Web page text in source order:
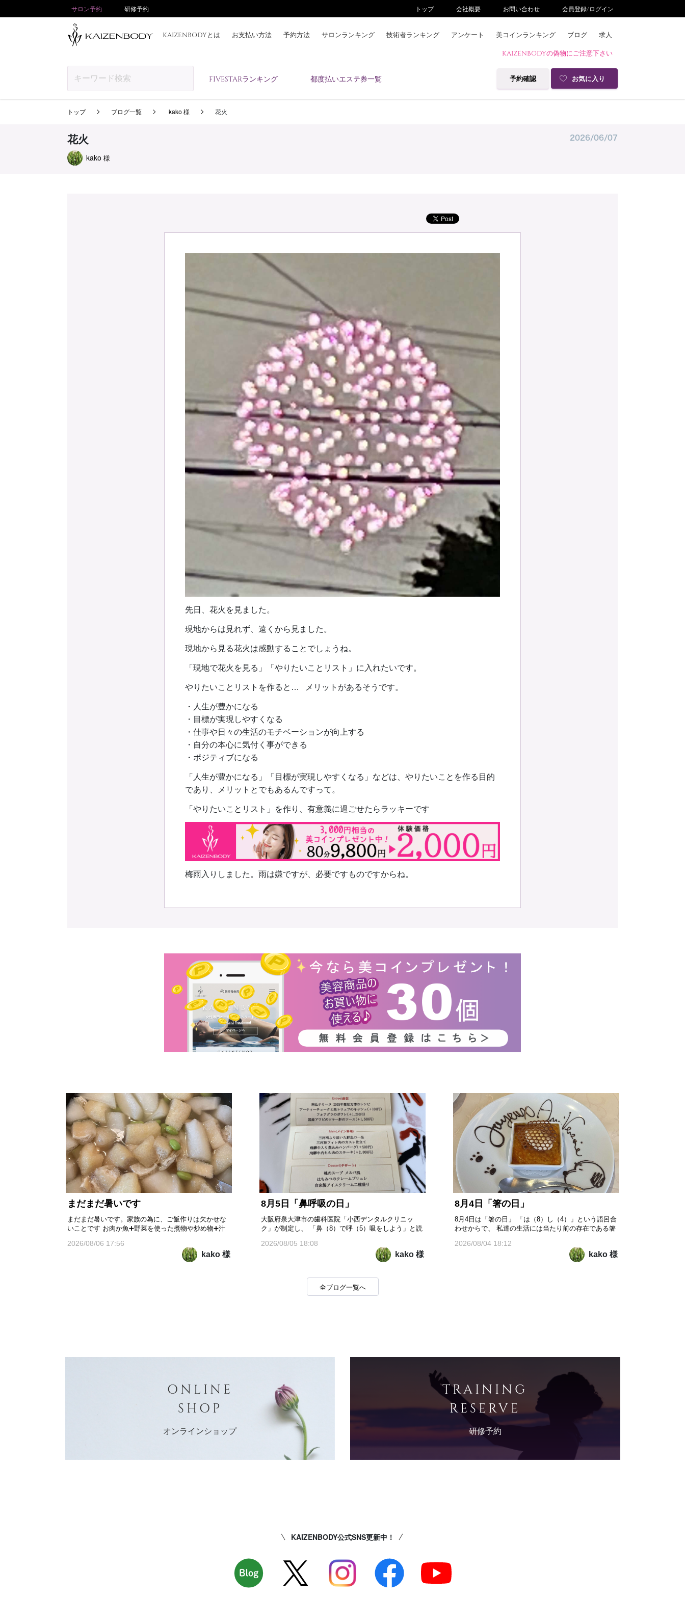
サロン予約 研修予約 トップ 会社概要 お問い合わせ 会員登録/ログイン
KAIZENBODYとは お支払い方法 予約方法 サロンランキング 技術者ランキング アンケート 美コインランキング ブログ 求人
KAIZENBODYの偽物にご注意下さい
FIVESTARランキング 都度払いエステ券一覧 予約確認 お気に入り
お支払い方法
予約方法
トップ ブログ一覧 kako 様 花火
花火 2026/06/07
kako 様
先日、花火を見ました。
現地からは見れず、遠くから見ました。
現地から見る花火は感動することでしょうね。
「現地で花火を見る」「やりたいことリスト」に入れたいです。
やりたいことリストを作ると… メリットがあるそうです。
・人生が豊かになる
・目標が実現しやすくなる
・仕事や日々の生活のモチベーションが向上する
・自分の本心に気付く事ができる
・ポジティブになる
「人生が豊かになる」「目標が実現しやすくなる」などは、やりたいことを作る目的
であり、メリットとでもあるんですって。
「やりたいことリスト」を作り、有意義に過ごせたらラッキーです
梅雨入りしました。雨は嫌ですが、必要ですものですからね。
まだまだ暑いです
まだまだ暑いです。家族の為に、ご飯作りは欠かせな
いことです お肉か魚➕野菜を使った煮物や炒め物➕汁
た。アゲと枝豆を入れました 冬瓜には、ビタミンCや
カリウム等の栄養素が豊富に含まれていて 他の野菜と
2026/08/06 17:56
kako 様
8月5日「鼻呼吸の日」
大阪府泉大津市の歯科医院「小西デンタルクリニッ
ク」が制定し、 「鼻（8）で呼（5）吸をしよう」と読
呼吸のメリットは… ①口や喉の乾燥を防ぐ ②虫歯・歯
周病・口臭リスク軽減 ③ウイルス感染やアレルギーか
2026/08/05 18:08
kako 様
8月4日「箸の日」
8月4日は「箸の日」 「は（8）し（4）」という語呂合
わせからで、 私達の生活には当たり前の存在である箸
道具として大切にされてきたそうです。 毎日の食事に
欠かせない箸へ あらためて感謝すると共に、
2026/08/04 18:12
kako 様
全ブログ一覧へ
ONLINE
SHOP
オンラインショップ
TRAINING
RESERVE
研修予約
KAIZENBODY公式SNS更新中！